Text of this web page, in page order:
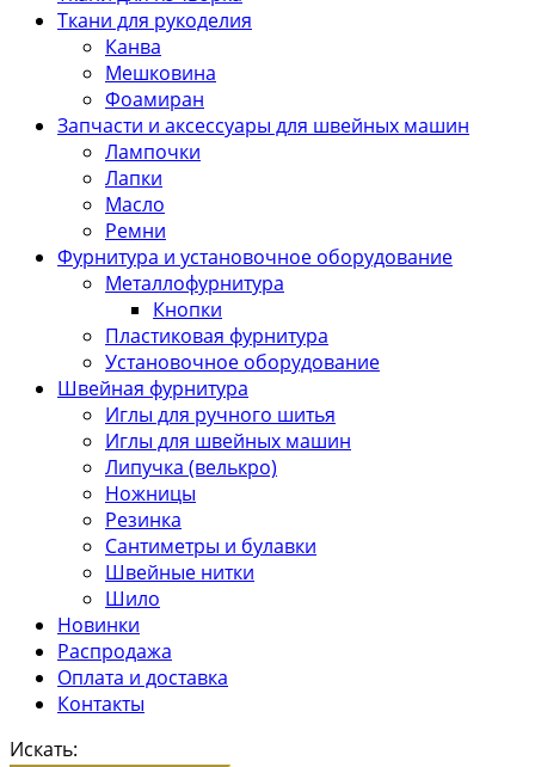
Ткани для рукоделия
Канва
Мешковина
Фоамиран
Запчасти и аксессуары для швейных машин
Лампочки
Лапки
Масло
Ремни
Фурнитура и установочное оборудование
Металлофурнитура
Кнопки
Пластиковая фурнитура
Установочное оборудование
Швейная фурнитура
Иглы для ручного шитья
Иглы для швейных машин
Липучка (велькро)
Ножницы
Резинка
Сантиметры и булавки
Швейные нитки
Шило
Новинки
Распродажа
Оплата и доставка
Контакты
Искать: